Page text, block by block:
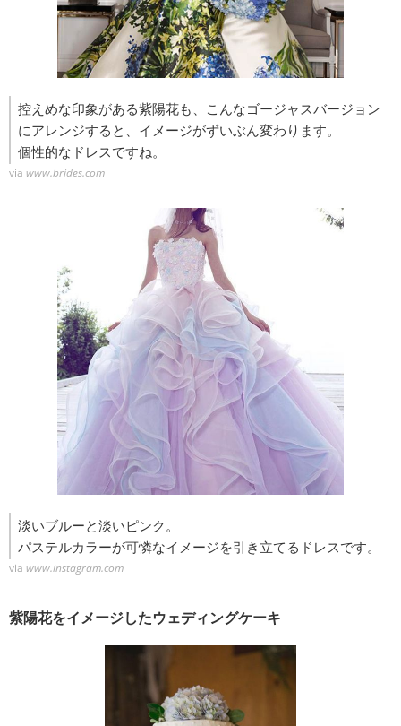
控えめな印象がある紫陽花も、こんなゴージャスバージョン
にアレンジすると、イメージがずいぶん変わります。
個性的なドレスですね。
via www.brides.com
淡いブルーと淡いピンク。
パステルカラーが可憐なイメージを引き立てるドレスです。
via www.instagram.com
紫陽花をイメージしたウェディングケーキ